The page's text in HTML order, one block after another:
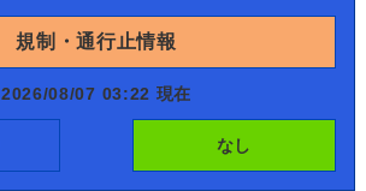
規制・通行止情報
2026/08/07 03:22 現在
なし